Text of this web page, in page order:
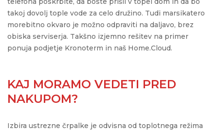
takoj dovolj tople vode za celo družino. Tudi marsikatero
morebitno okvaro je možno odpraviti na daljavo, brez
obiska serviserja. Takšno izjemno rešitev na primer
ponuja podjetje Kronoterm in naš Home.Cloud.
KAJ MORAMO VEDETI PRED
NAKUPOM?
Izbira ustrezne črpalke je odvisna od toplotnega režima